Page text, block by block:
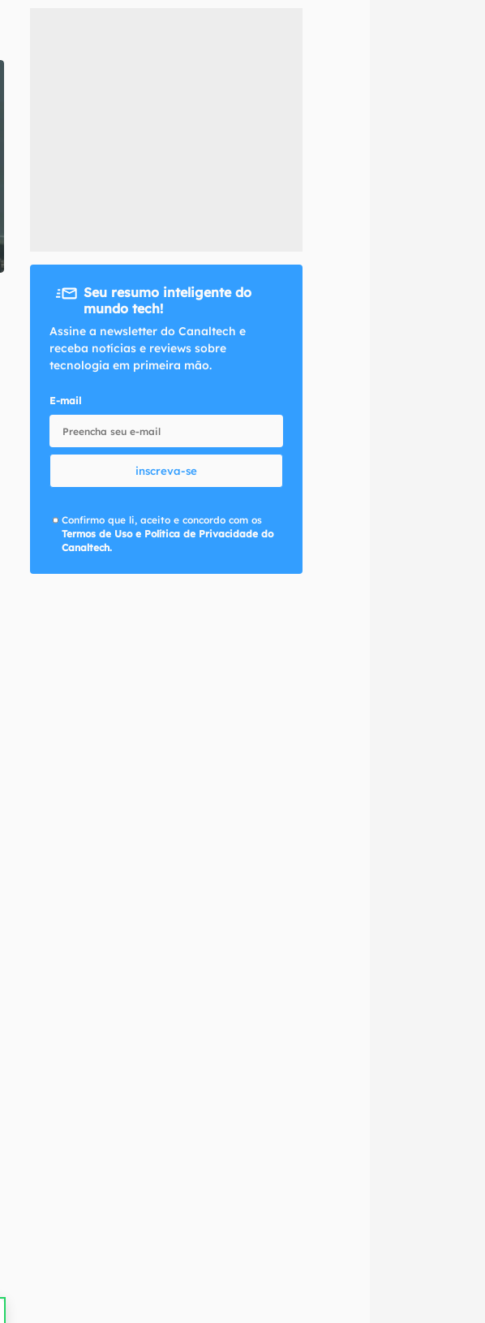
Seu resumo inteligente do
mundo tech!
Assine a newsletter do Canaltech e
receba notícias e reviews sobre
tecnologia em primeira mão.
E-mail
inscreva-se
Confirmo que li, aceito e concordo com os
Termos de Uso e Política de Privacidade do
Canaltech.